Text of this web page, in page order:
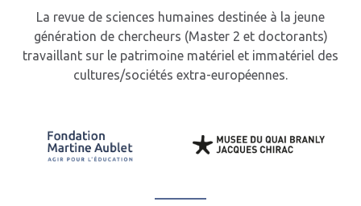
La revue de sciences humaines destinée à la jeune
génération de chercheurs (Master 2 et doctorants)
travaillant sur le patrimoine matériel et immatériel des
cultures/sociétés extra-européennes.